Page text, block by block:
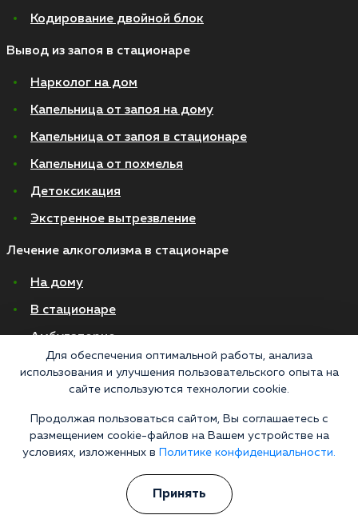
Кодирование двойной блок
Вывод из запоя в стационаре
Нарколог на дом
Капельница от запоя на дому
Капельница от запоя в стационаре
Капельница от похмелья
Детоксикация
Экстренное вытрезвление
Лечение алкоголизма в стационаре
На дому
В стационаре
Амбулаторно
Хронический алкоголизм
Женский алкоголизм
Пивной алкоголизм
© 2026 Все права защищены
Политика конфиденциальности
Согласие на обработку персональных данных
Для обеспечения оптимальной работы, анализа
использования и улучшения пользовательского опыта на
сайте используются технологии cookie.
Продолжая пользоваться сайтом, Вы соглашаетесь с
размещением cookie-файлов на Вашем устройстве на
условиях, изложенных в
Политике конфиденциальности.
Принять